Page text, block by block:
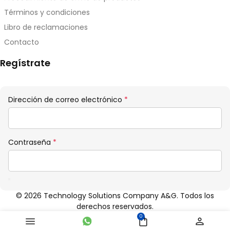
Términos y condiciones
Libro de reclamaciones
Contacto
Regístrate
Dirección de correo electrónico *
Contraseña *
© 2026 Technology Solutions Company A&G. Todos los
derechos reservados.
0